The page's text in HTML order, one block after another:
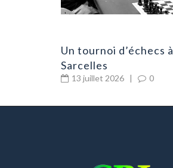
Un tournoi d’échecs à
Sarcelles
13 juillet 2026 | 0